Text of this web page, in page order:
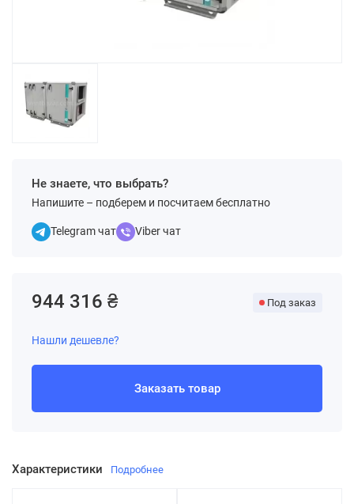
Не знаете, что выбрать?
Напишите – подберем и посчитаем бесплатно
Telegram чат Viber чат
Характеристики Подробнее
944 316 ₴ Под заказ
Нашли дешевле?
Заказать товар